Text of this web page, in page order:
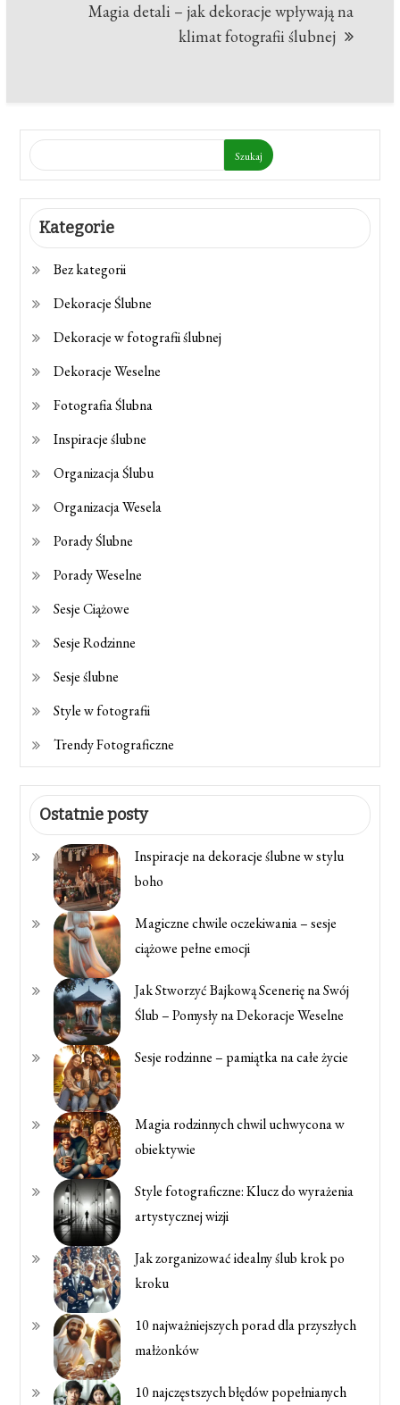
Magia detali – jak dekoracje wpływają na
klimat fotografii ślubnej
Szukaj
Kategorie
Bez kategorii
Dekoracje Ślubne
Dekoracje w fotografii ślubnej
Dekoracje Weselne
Fotografia Ślubna
Inspiracje ślubne
Organizacja Ślubu
Organizacja Wesela
Porady Ślubne
Porady Weselne
Sesje Ciążowe
Sesje Rodzinne
Sesje ślubne
Style w fotografii
Trendy Fotograficzne
Ostatnie posty
Inspiracje na dekoracje ślubne w stylu
boho
Magiczne chwile oczekiwania – sesje
ciążowe pełne emocji
Jak Stworzyć Bajkową Scenerię na Swój
Ślub – Pomysły na Dekoracje Weselne
Sesje rodzinne – pamiątka na całe życie
Magia rodzinnych chwil uchwycona w
obiektywie
Style fotograficzne: Klucz do wyrażenia
artystycznej wizji
Jak zorganizować idealny ślub krok po
kroku
10 najważniejszych porad dla przyszłych
małżonków
10 najczęstszych błędów popełnianych